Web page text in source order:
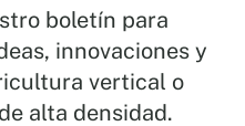
boletín para
innovaciones y
vertical o
alta densidad.